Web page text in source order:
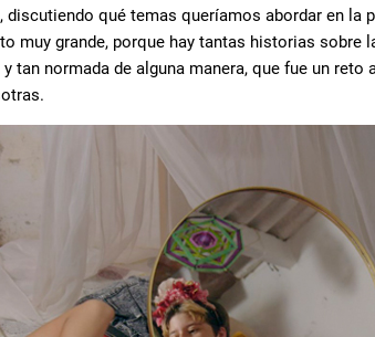
discutiendo qué temas queríamos abordar en la
muy grande, porque hay tantas historias sobre
tan normada de alguna manera, que fue un